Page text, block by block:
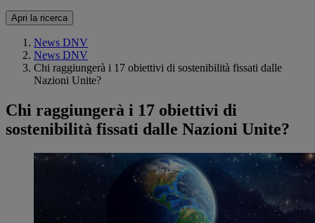
Apri la ricerca
News DNV
News DNV
Chi raggiungerà i 17 obiettivi di sostenibilità fissati dalle
Nazioni Unite?
Chi raggiungerà i 17 obiettivi di
sostenibilità fissati dalle Nazioni Unite?